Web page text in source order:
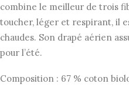
combine le meilleur de trois
toucher, léger et respirant, il
chaudes. Son drapé aérien
pour l’été.
Composition : 67 % coton